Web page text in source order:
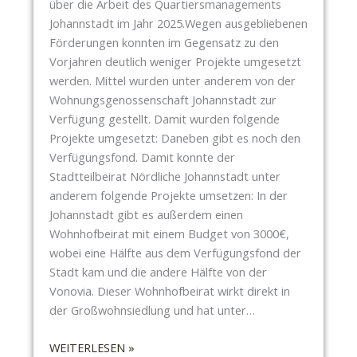
T
S
P
I
E
L
I
G
E
N
T
O
I
L
E
T
T
6
:
K
O
N
Z
E
S
S
I
O
N
E
N
F
Ü
R
über die Arbeit des Quartiersmanagements
Johannstadt im Jahr 2025.Wegen ausgebliebenen
Förderungen konnten im Gegensatz zu den
Vorjahren deutlich weniger Projekte umgesetzt
werden. Mittel wurden unter anderem von der
Wohnungsgenossenschaft Johannstadt zur
Verfügung gestellt. Damit wurden folgende
Projekte umgesetzt: Daneben gibt es noch den
Verfügungsfond. Damit konnte der
Stadtteilbeirat Nördliche Johannstadt unter
anderem folgende Projekte umsetzen: In der
Johannstadt gibt es außerdem einen
Wohnhofbeirat mit einem Budget von 3000€,
wobei eine Hälfte aus dem Verfügungsfond der
Stadt kam und die andere Hälfte von der
Vonovia. Dieser Wohnhofbeirat wirkt direkt in
der Großwohnsiedlung und hat unter…
WEITERLESEN »: